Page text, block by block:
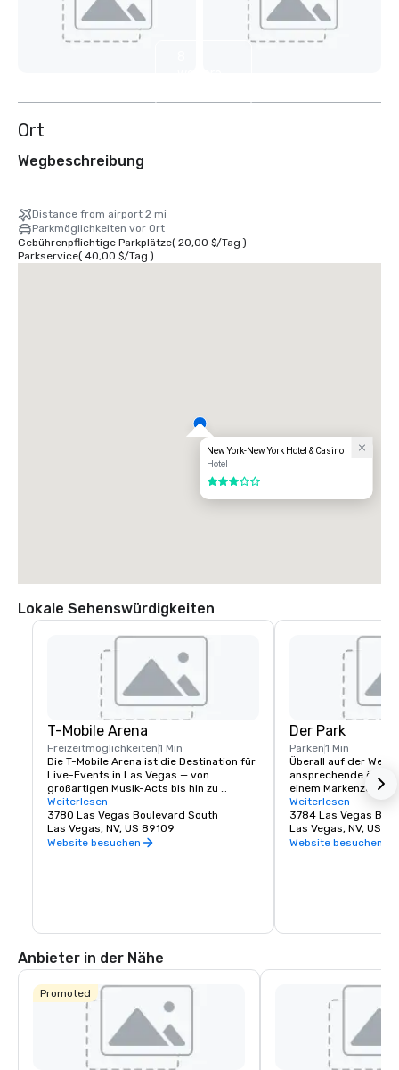
Ort
Wegbeschreibung
Distance from airport 2 mi
Parkmöglichkeiten vor Ort
Gebührenpflichtige Parkplätze( 20,00 $/Tag )
Parkservice( 40,00 $/Tag )
New York-New York Hotel & Casino
Hotel
3 von 5
Lokale Sehenswürdigkeiten
T-Mobile Arena
Freizeitmöglichkeiten1 Min
Die T-Mobile Arena ist die Destination für
Live-Events in Las Vegas — von
großartigen Musik-Acts bis hin zu
aufregenden Sportveranstaltungen. Sie
hat einen neuen Standard dafür gesetzt,
was Unterhaltung in der Stadt bedeutet,
die es am besten kann. In der T-Mobile
Konzerten.
Weiterlesen
3780 Las Vegas Boulevard South
Las Vegas, NV, US 89109
Website besuchen
Der Park
Parken1 Min
Überall auf der Welt
ansprechende
einem
Städte geworden,
keine Ausnahme.
traditionelle
erfunden und ein
für jeden etwas.
Weiterlesen
3784 Las Vegas
Las Vegas, NV, US
Website besuchen
Anbieter in der Nähe
Promoted